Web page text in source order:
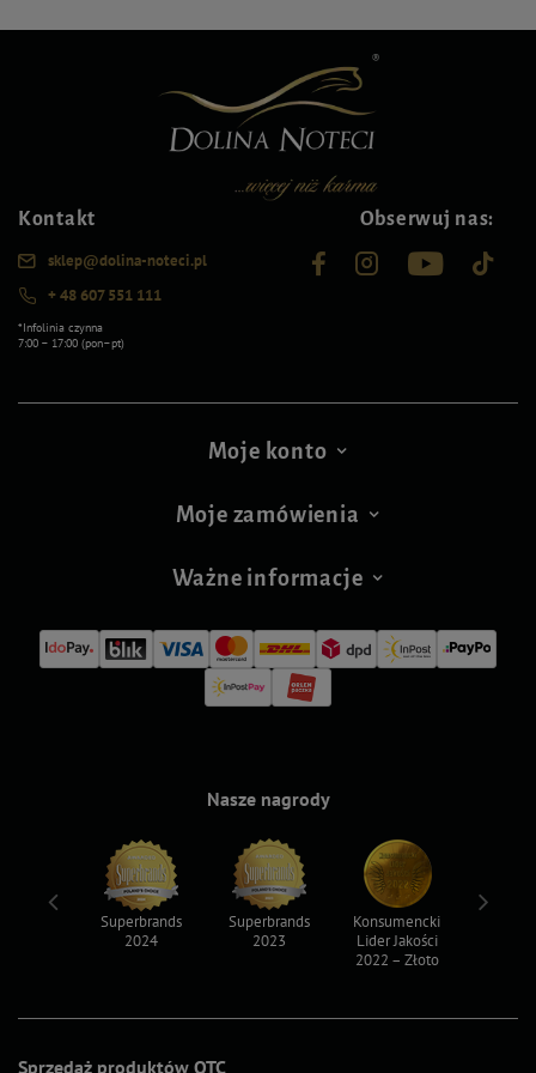
Kontakt
sklep@dolina-noteci.pl
+ 48 607 551 111
*Infolinia czynna
7:00 – 17:00 (pon–pt)
Obserwuj nas:
Moje konto
Moje zamówienia
Ważne informacje
Sprzedaż produktów OTC
Nasze nagrody
Superbrands
2024
Superbrands
2023
Konsumencki
Lider Jakości
2022 – Złoto